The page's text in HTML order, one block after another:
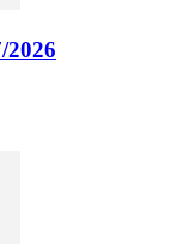
2026